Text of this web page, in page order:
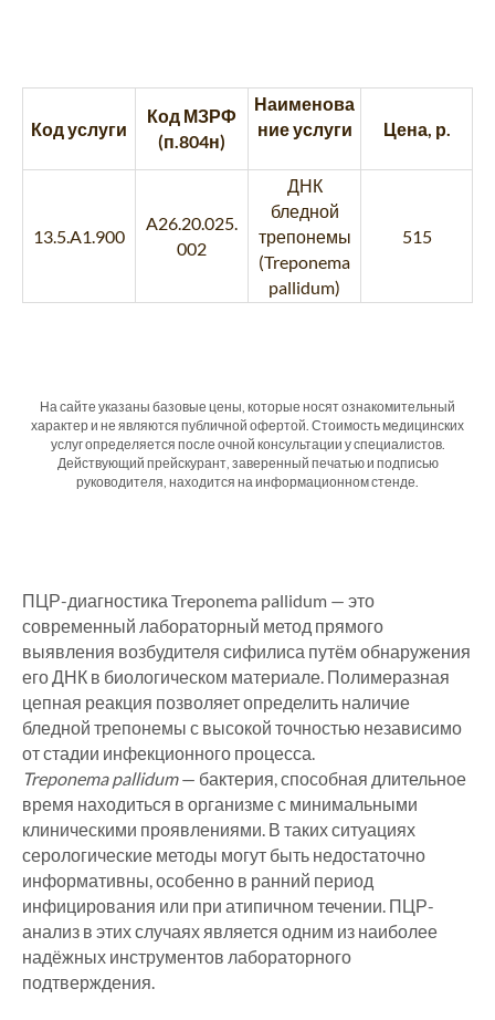
Код услуги
Код МЗРФ
(п.804н)
Наименова
ние услуги
Цена, р.
13.5.A1.900
A26.20.025.
002
ДНК
бледной
трепонемы
(Treponema
pallidum)
515
На сайте указаны базовые цены, которые носят ознакомительный
характер и не являются публичной офертой. Стоимость медицинских
услуг определяется после очной консультации у специалистов.
Действующий прейскурант, заверенный печатью и подписью
руководителя, находится на информационном стенде.
ПЦР-диагностика Treponema pallidum — это
современный лабораторный метод прямого
выявления возбудителя сифилиса путём обнаружения
его ДНК в биологическом материале. Полимеразная
цепная реакция позволяет определить наличие
бледной трепонемы с высокой точностью независимо
от стадии инфекционного процесса.
Treponema pallidum— бактерия, способная длительное
время находиться в организме с минимальными
клиническими проявлениями. В таких ситуациях
серологические методы могут быть недостаточно
информативны, особенно в ранний период
инфицирования или при атипичном течении. ПЦР-
анализ в этих случаях является одним из наиболее
надёжных инструментов лабораторного
подтверждения.